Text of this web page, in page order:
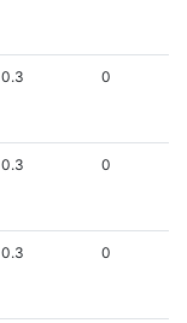
0.3 0
0.3 0
0.3 0